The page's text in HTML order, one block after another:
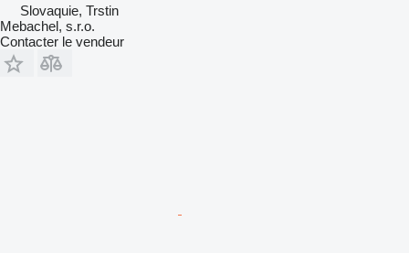
Slovaquie, Trstin
Mebachel, s.r.o.
Contacter le vendeur